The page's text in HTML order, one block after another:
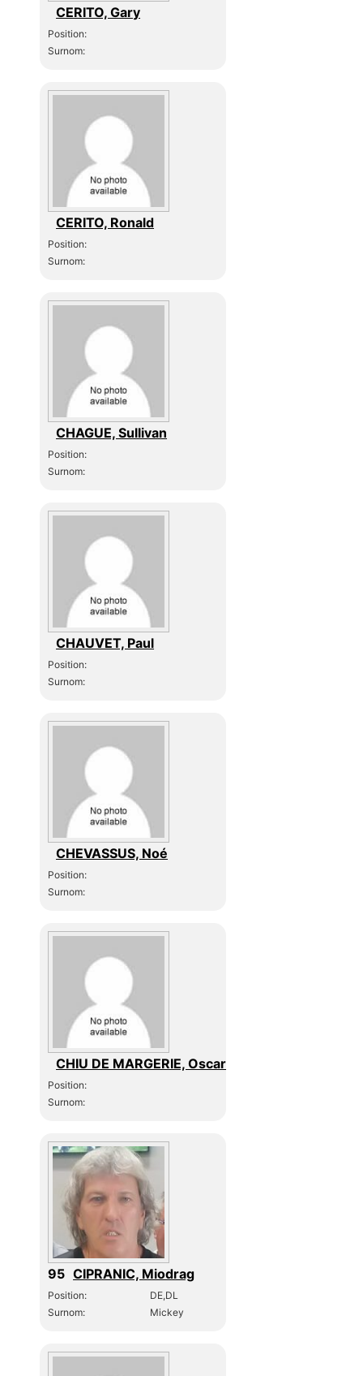
CERITO, Gary
Position:
Surnom:
CERITO, Ronald
Position:
Surnom:
CHAGUE, Sullivan
Position:
Surnom:
CHAUVET, Paul
Position:
Surnom:
CHEVASSUS, Noé
Position:
Surnom:
CHIU DE MARGERIE, Oscar
Position:
Surnom:
95 CIPRANIC, Miodrag
Position:
DE,DL
Surnom:
Mickey